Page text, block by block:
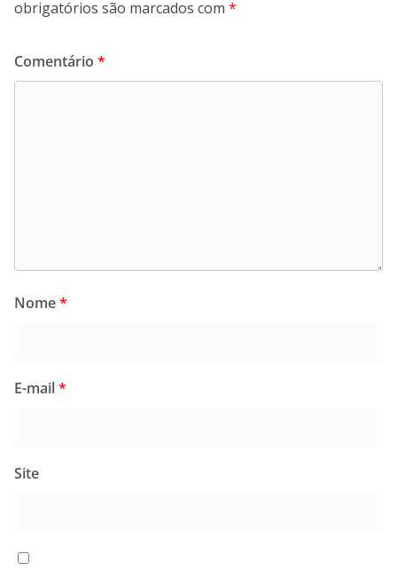
obrigatórios são marcados com *
Comentário *
Nome*
E-mail*
Site